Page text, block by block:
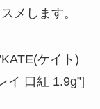
メします。
ケイト)
イ 口紅 1.9g”]